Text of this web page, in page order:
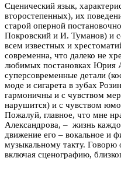
Сценический язык,
второстепенных), их
старой оперной
Покровский и И. Туманов) и
всем известных и
современна, что далеко не
любимых постановках Юрия
суперсовременные детали
моде и сигарета в зубах
гармоничны и с чувством
нарушится) и с чувством
Пожалуй, главное, что мне
Александрова, – жизнь
движение его – вокальное и
музыкальному такту. Говорю
включая сценографию,